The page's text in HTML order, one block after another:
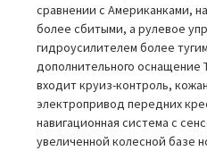
сравнении с Американками,
более сбитыми, а рулевое
гидроусилителем более
дополнительного оснащение
входит круиз-контроль,
электропривод передних
навигационная система с
увеличенной колесной базе